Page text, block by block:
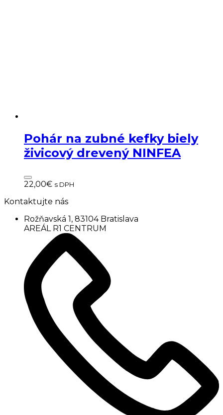
Pohár na zubné kefky biely
živicový drevený NINFEA
22,00€ s DPH
Kontaktujte nás
Rožňavská 1, 83104 Bratislava
AREÁL R1 CENTRUM